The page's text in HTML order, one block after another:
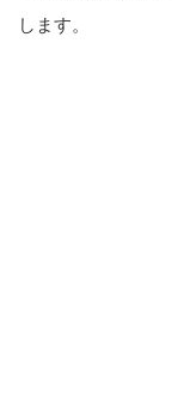
します。